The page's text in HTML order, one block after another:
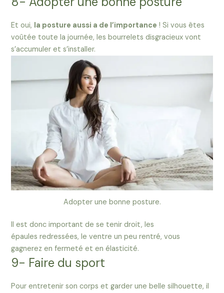
Et oui, la posture aussi a de l’importance ! Si vous êtes
voûtée toute la journée, les bourrelets disgracieux vont
s’accumuler et s’installer.
Adopter une bonne posture.
Il est donc important de se tenir droit, les
épaules redressées, le ventre un peu rentré, vous
gagnerez en fermeté et en élasticité.
9- Faire du sport
Pour entretenir son corps et garder une belle silhouette, il